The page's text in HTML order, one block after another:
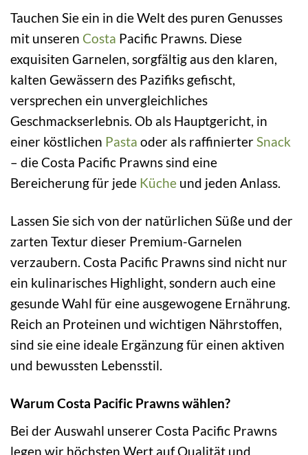
Tauchen Sie ein in die Welt des puren Genusses
mit unseren Costa Pacific Prawns. Diese
exquisiten Garnelen, sorgfältig aus den klaren,
kalten Gewässern des Pazifiks gefischt,
versprechen ein unvergleichliches
Geschmackserlebnis. Ob als Hauptgericht, in
einer köstlichen Pasta oder als raffinierterSnack
– die Costa Pacific Prawns sind eine
Bereicherung für jede Küche und jeden Anlass.
Lassen Sie sich von der natürlichen Süße und der
zarten Textur dieser Premium-Garnelen
verzaubern. Costa Pacific Prawns sind nicht nur
ein kulinarisches Highlight, sondern auch eine
gesunde Wahl für eine ausgewogene Ernährung.
Reich an Proteinen und wichtigen Nährstoffen,
sind sie eine ideale Ergänzung für einen aktiven
und bewussten Lebensstil.
Warum Costa Pacific Prawns wählen?
Bei der Auswahl unserer Costa Pacific Prawns
legen wir höchsten Wert auf Qualität und